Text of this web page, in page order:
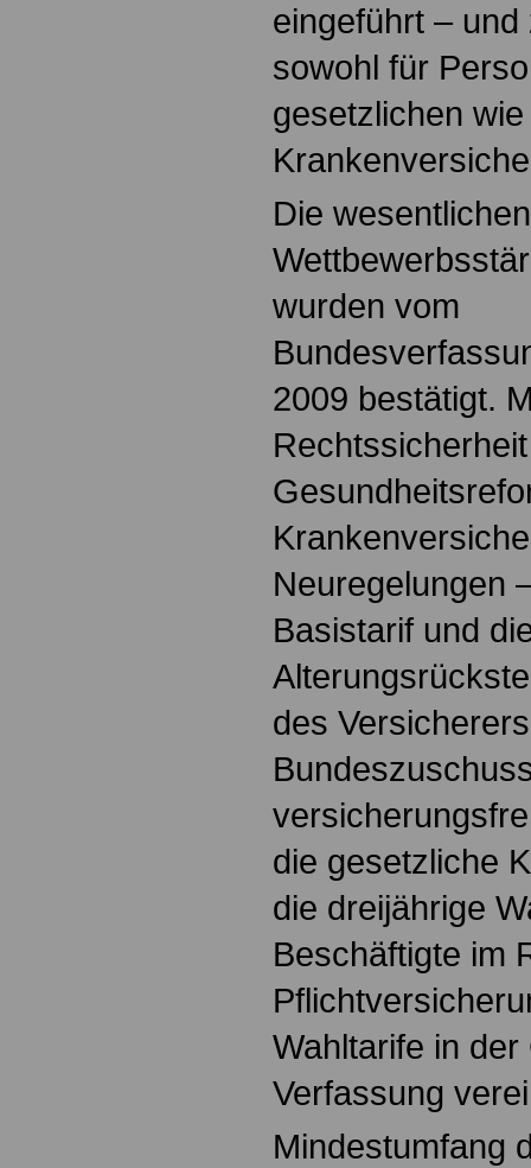
eingeführt –
sowohl für
gesetzlichen
Die
wurden vom
2009 bestätigt.
Neuregelungen
Basistarif und
des
die gesetzliche
die dreijährige
Beschäftigte im
Wahltarife in
Verfassung
Mindestumfang